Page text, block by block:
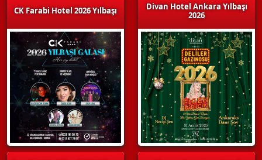
CK Farabi Hotel 2026 Yılbaşı
Divan Hotel Ankara Yılbaşı
2026